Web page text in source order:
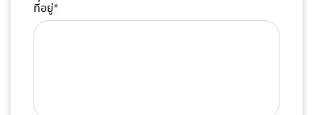
ที่อยู่*